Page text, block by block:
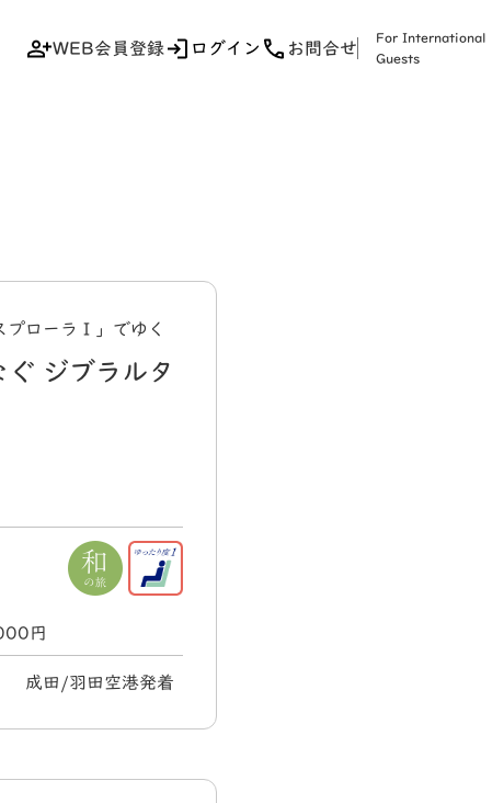
WEB会員登録 ログイン お問合せ
For International
Guests
プローラⅠ」でゆく
ジブラルタ
円
田/羽田空港発着